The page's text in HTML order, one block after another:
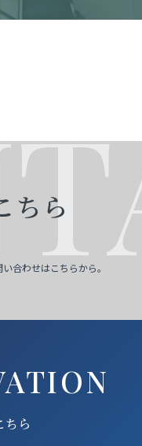
ちら
合わせはこちらから。
ちら